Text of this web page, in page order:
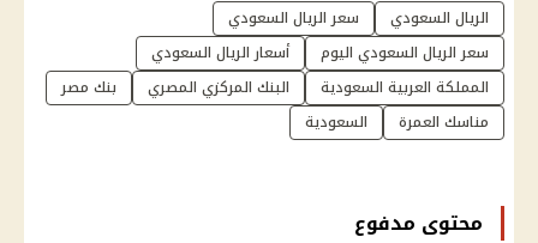
الريال السعودي
سعر الريال السعودي
سعر الريال السعودي اليوم
أسعار الريال السعودي
المملكة العربية السعودية
البنك المركزي المصري
بنك مصر
مناسك العمرة
السعودية
محتوى مدفوع